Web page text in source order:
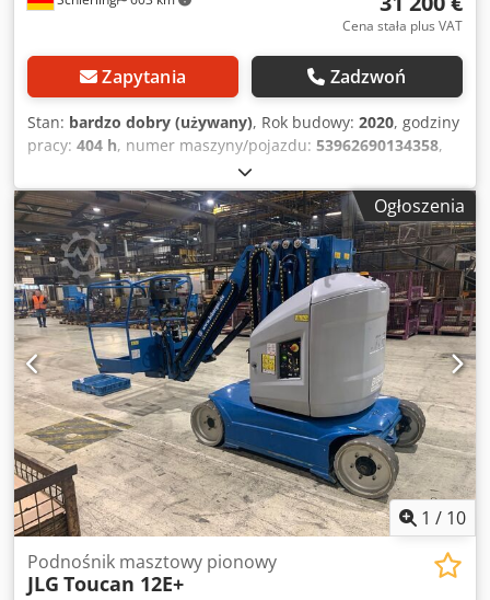
Cena stała plus VAT
Zapytania Zadzwoń
Stan: bardzo dobry (używany), Rok budowy: 2020, godziny
pracy: 404 h, numer maszyny/pojazdu: 53962690134358,
, masa całkowita:
paliwa:elektryczny, szerokość produktu (maks.):1 200
mm, wysokość robocza:12 650 mm, typ silnika:
Elektryczny, producent: JLG Chjdpey T T Eaofx Alroa
Ogłoszenia
1 / 10
Podnośnik masztowy pionowy
JLG Toucan 12E+